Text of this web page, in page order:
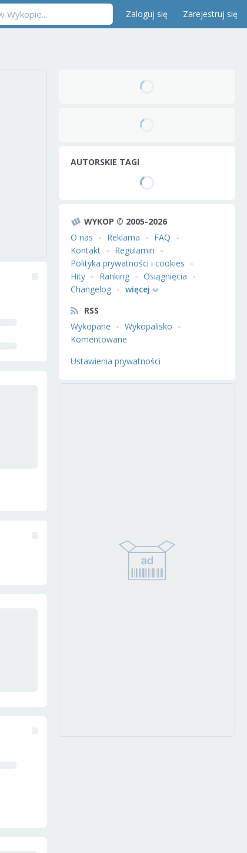
Zaloguj się Zarejestruj się
AUTORSKIE TAGI
WYKOP © 2005-2026
O nas
Reklama
FAQ
Kontakt
Regulamin
Polityka prywatności i cookies
Hity
Ranking
Osiągnięcia
Changelog
więcej
RSS
Wykopane
Wykopalisko
Komentowane
Ustawienia prywatności